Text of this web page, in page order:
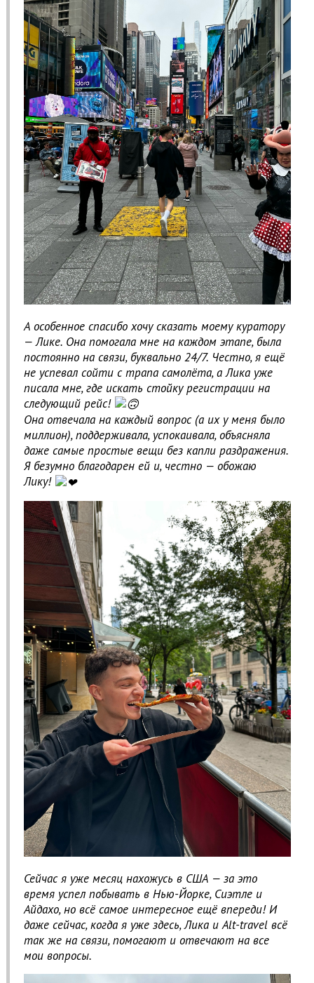
А особенное спасибо хочу сказать моему куратору
— Лике. Она помогала мне на каждом этапе, была
постоянно на связи, буквально 24/7. Честно, я ещё
не успевал сойти с трапа самолёта, а Лика уже
писала мне, где искать стойку регистрации на
следующий рейс!
Она отвечала на каждый вопрос (а их у меня было
миллион), поддерживала, успокаивала, объясняла
даже самые простые вещи без капли раздражения.
Я безумно благодарен ей и, честно — обожаю
Лику!
Сейчас я уже месяц нахожусь в США — за это
время успел побывать в Нью-Йорке, Сиэтле и
Айдахо, но всё самое интересное ещё впереди! И
даже сейчас, когда я уже здесь, Лика и Alt-travel всё
так же на связи, помогают и отвечают на все
мои вопросы.